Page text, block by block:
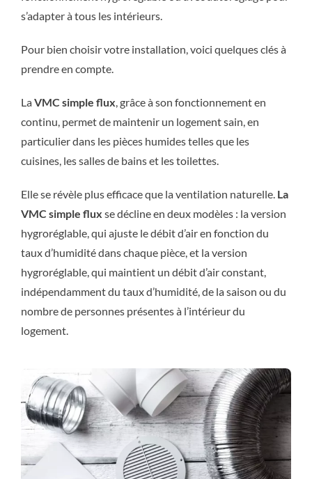
s’adapter à tous les intérieurs.
Pour bien choisir votre installation, voici quelques clés à
prendre en compte.
LaVMC simple flux, grâce à son fonctionnement en
continu, permet de maintenir un logement sain, en
particulier dans les pièces humides telles que les
cuisines, les salles de bains et les toilettes.
Elle se révèle plus efficace que la ventilation naturelle. La
VMC simple flux se décline en deux modèles : la version
hygroréglable, qui ajuste le débit d’air en fonction du
taux d’humidité dans chaque pièce, et la version
hygroréglable, qui maintient un débit d’air constant,
indépendamment du taux d’humidité, de la saison ou du
nombre de personnes présentes à l’intérieur du
logement.